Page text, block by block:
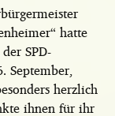
hatte
SPD-
September,
herzlich
ihnen für ihr